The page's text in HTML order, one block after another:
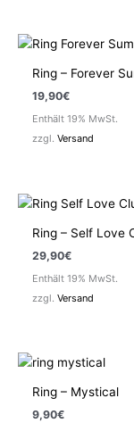
Ring – Forever
19,90€
Enthält 19% MwSt.
zzgl.Versand
Ring – Self Love
29,90€
Enthält 19% MwSt.
zzgl.Versand
Ring – Mystical
9,90€